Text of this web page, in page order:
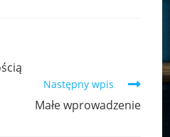
Następny wpis
Małe wprowadzenie